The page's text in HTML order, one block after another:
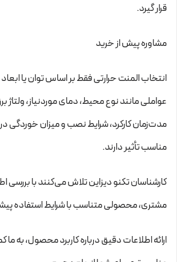
قرار گیرد.
مشاوره پیش از خرید
انتخاب المنت حرارتی فقط بر اساس توان یا
عواملی مانند نوع محیط، دمای موردنیاز،
مدت‌زمان کارکرد، شرایط نصب و میزان خوردگی
مناسب تأثیر دارند.
کارشناسان تکنو دیزاین تلاش می‌کنند با بررسی
مشتری، محصولی متناسب با شرایط استفاده
ارائه اطلاعات دقیق درباره کاربرد محصول، به